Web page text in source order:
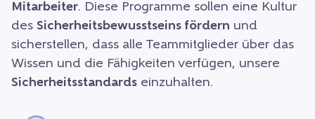
Mitarbeiter. Diese Programme sollen eine Kultur
des Sicherheitsbewusstseins fördern und
sicherstellen, dass alle Teammitglieder über das
Wissen und die Fähigkeiten verfügen, unsere
Sicherheitsstandards einzuhalten.